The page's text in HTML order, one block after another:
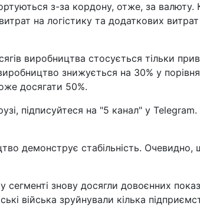
з-за кордону, отже, за валюту.
на логістику та додаткових
виробництва стосується тільки
знижується на 30% у
досягати 50%.
підписуйтеся на "5 канал" у
демонструє стабільність. Очевидно,
знову досягли довоєнних
війська зруйнували кілька